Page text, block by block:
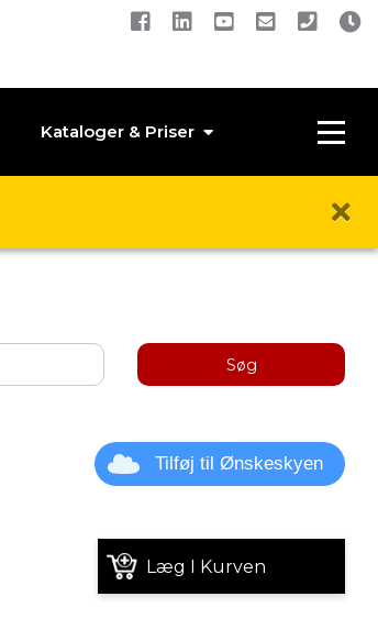
Kataloger & Priser
Søg
Tilføj til Ønskeskyen
Læg I Kurven